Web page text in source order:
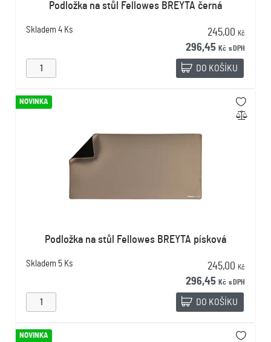
Podložka na stůl Fellowes BREYTA černá
Skladem 4 Ks 245,00 Kč
296,45 Kč s DPH
DO KOŠÍKU
NOVINKA
Podložka na stůl Fellowes BREYTA písková
Skladem 5 Ks 245,00 Kč
296,45 Kč s DPH
DO KOŠÍKU
NOVINKA